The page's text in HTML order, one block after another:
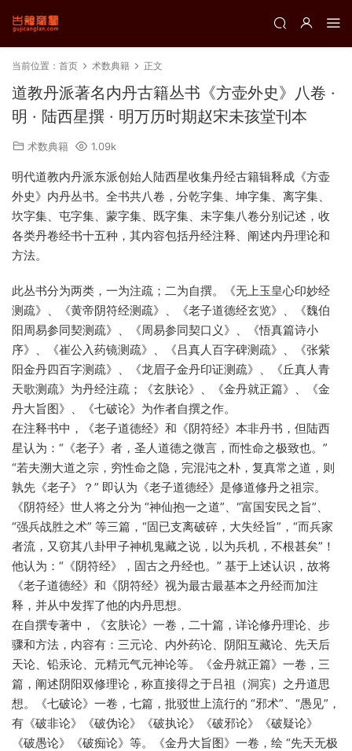
当前位置： 首页 术数典籍 正文
道教丹派著名内丹古籍丛书《方壶外史》八卷 ·
明 · 陆西星撰 · 明万历时期赵宋未孩堂刊本
术数典籍 1.09k
明代道教内丹派东派创始人陆西星收集丹经古籍辑释成《方壶
外史》内丹丛书。全书共八卷，分乾字集、坤字集、离字集、
坎字集、屯字集、蒙字集、既字集、未字集八卷分别记述，收
各类丹卷经书十五种，其内容包括丹经注释、阐述内丹理论和
方法。
此丛书分为两类，一为注疏；二为自撰。《无上玉皇心印妙经
测疏》、《黄帝阴符经测疏》、《老子道德经玄览》、《魏伯
阳周易参同契测疏》、《周易参同契口义》、《悟真篇诗小
序》、《崔公入药镜测疏》、《吕真人百字碑测疏》、《张紫
阳金丹四百字测疏》、《龙眉子金丹印证测疏》、《丘真人青
天歌测疏》为丹经注疏；《玄肤论》、《金丹就正篇》、《金
丹大旨图》、《七破论》为作者自撰之作。
在注释书中，《老子道德经》和《阴符经》本非丹书，但陆西
星认为：“《老子》者，圣人道德之微言，而性命之极致也。”
“若夫溯大道之宗，穷性命之隐，完混沌之朴，复真常之道，则
孰先《老子》？” 即认为《老子道德经》是修道修丹之祖宗。
《阴符经》世人将之分为 “神仙抱一之道”、“富国安民之旨”、
“强兵战胜之术” 等三篇，“固已支离破碎，大失经旨”，“而兵家
者流，又窃其八卦甲子神机鬼藏之说，以为兵机，不根甚矣”！
他认为：“《阴符经》，固古之丹经也。” 基于上述认识，故将
《老子道德经》和《阴符经》视为最古最基本之丹经而加注
释，并从中发挥了他的内丹思想。
在自撰专著中，《玄肤论》一卷，二十篇，详论修丹理论、步
骤和方法，内容有：三元论、内外药论、阴阳互藏论、先天后
天论、铅汞论、元精元气元神论等。《金丹就正篇》一卷，三
篇，阐述阴阳双修理论，称直接得之于吕祖（洞宾）之丹道思
想。《七破论》一卷，七篇，批驳世上流行的 “邪术”、“愚见”，
有《破非论》《破伪论》《破执论》《破邪论》《破疑论》
《破愚论》《破痴论》等。《金丹大旨图》一卷，绘 “先天无极